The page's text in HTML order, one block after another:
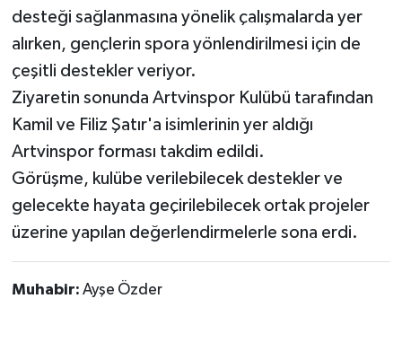
desteği sağlanmasına yönelik çalışmalarda yer
alırken, gençlerin spora yönlendirilmesi için de
çeşitli destekler veriyor.
Ziyaretin sonunda Artvinspor Kulübü tarafından
Kamil ve Filiz Şatır'a isimlerinin yer aldığı
Artvinspor forması takdim edildi.
Görüşme, kulübe verilebilecek destekler ve
gelecekte hayata geçirilebilecek ortak projeler
üzerine yapılan değerlendirmelerle sona erdi.
Muhabir: Ayşe Özder